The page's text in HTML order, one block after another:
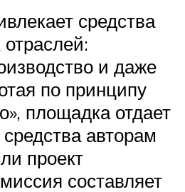
средства
и даже
по принципу
площадка отдает
авторам
проект
составляет